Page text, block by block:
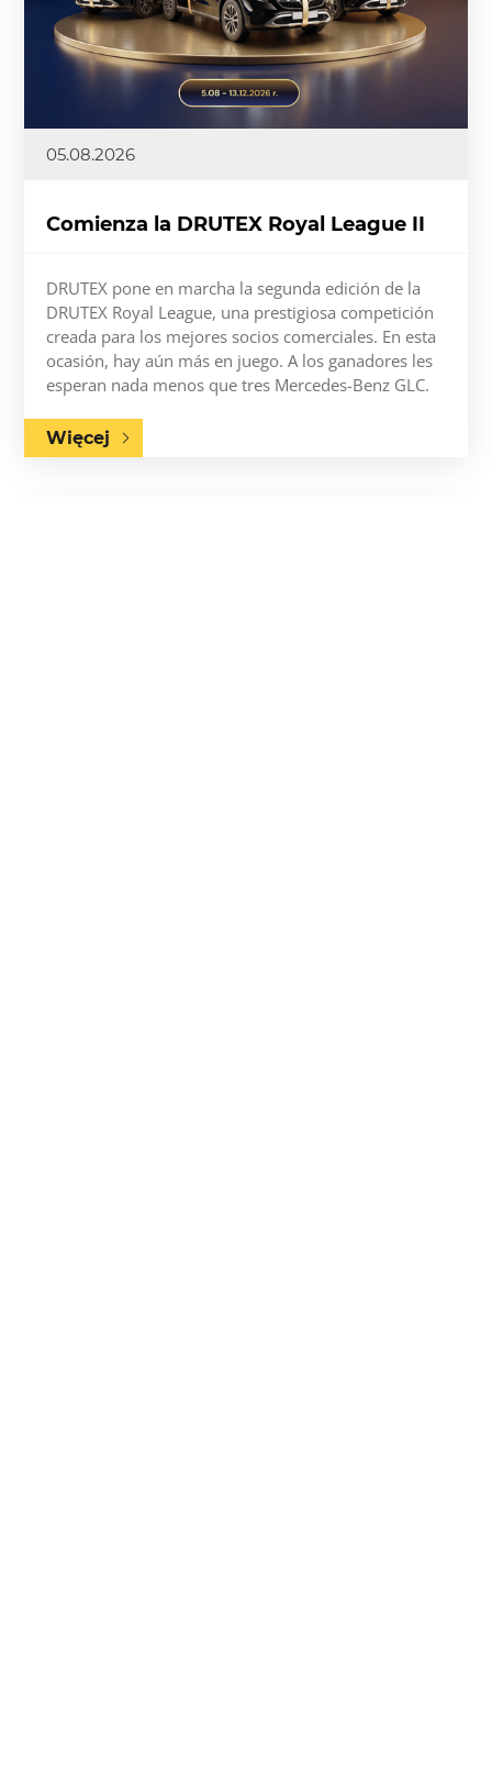
05.08.2026
Comienza la DRUTEX Royal League II
DRUTEX pone en marcha la segunda edición de la
DRUTEX Royal League, una prestigiosa competición
creada para los mejores socios comerciales. En esta
ocasión, hay aún más en juego. A los ganadores les
esperan nada menos que tres Mercedes-Benz GLC.
Więcej